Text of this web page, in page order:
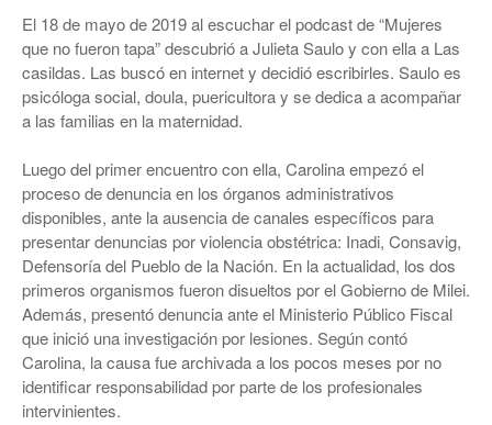
El 18 de mayo de 2019 al escuchar el podcast de “Mujeres
que no fueron tapa” descubrió a Julieta Saulo y con ella a Las
casildas. Las buscó en internet y decidió escribirles. Saulo es
psicóloga social, doula, puericultora y se dedica a acompañar
a las familias en la maternidad.
Luego del primer encuentro con ella, Carolina empezó el
proceso de denuncia en los órganos administrativos
disponibles, ante la ausencia de canales específicos para
presentar denuncias por violencia obstétrica: Inadi, Consavig,
Defensoría del Pueblo de la Nación. En la actualidad, los dos
primeros organismos fueron disueltos por el Gobierno de Milei.
Además, presentó denuncia ante el Ministerio Público Fiscal
que inició una investigación por lesiones. Según contó
Carolina, la causa fue archivada a los pocos meses por no
identificar responsabilidad por parte de los profesionales
intervinientes.